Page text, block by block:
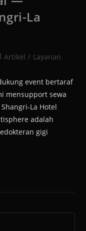
La
Artikel / Layanan
event bertaraf
mensupport sewa
La Hotel
adalah
gigi